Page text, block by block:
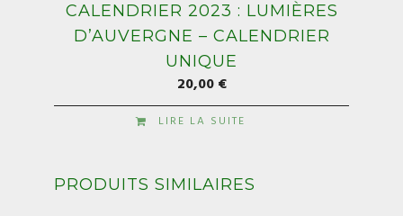
CALENDRIER 2023 : LUMIÈRES
D’AUVERGNE – CALENDRIER
UNIQUE
20,00€
LIRE LA SUITE
PRODUITS SIMILAIRES